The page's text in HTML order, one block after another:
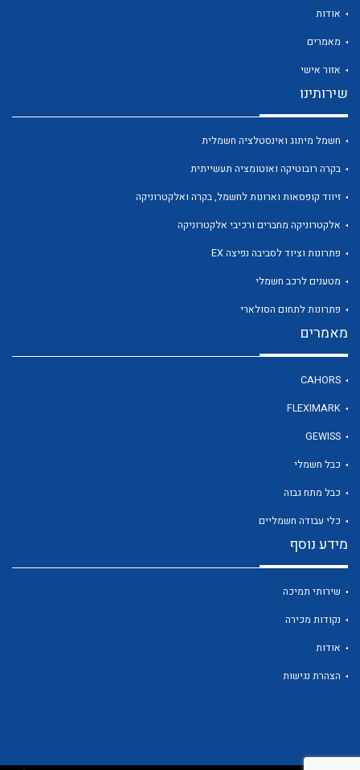
לכל מוצרי היצרן
לכל מוצרי היצרן
לכל מוצרי היצרן
אודות
מאמרים
אזור אישי
שירותינו
חשמל מיתוג ואינסטלציה חשמלית
בקרה רובוטיקה ואוטומציה תעשייתית
זיווד קופסאות וארונות לחשמל, בקרה ואלקטרוניקה
אלקטרוניקה מחברים ורכיבי אלקטרוניקה
פתרונות וציוד לסביבה נפיצה EX
מטענים לרכב חשמלי
פתרונות לתחום הסולארי
מאמרים
CAHORS
FLEXIMARK
GEWISS
כבל חשמלי
כבל מתח גבוה
כלי עבודה חשמליים
מידע נוסף
שירותי תמיכה
נקודות מכירה
אודות
הצהרת נגישות